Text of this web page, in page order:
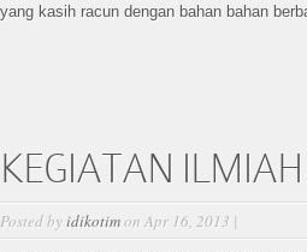
yang kasih racun dengan bahan bahan
KEGIATAN
Posted byidikotimon Apr 16, 2013 |